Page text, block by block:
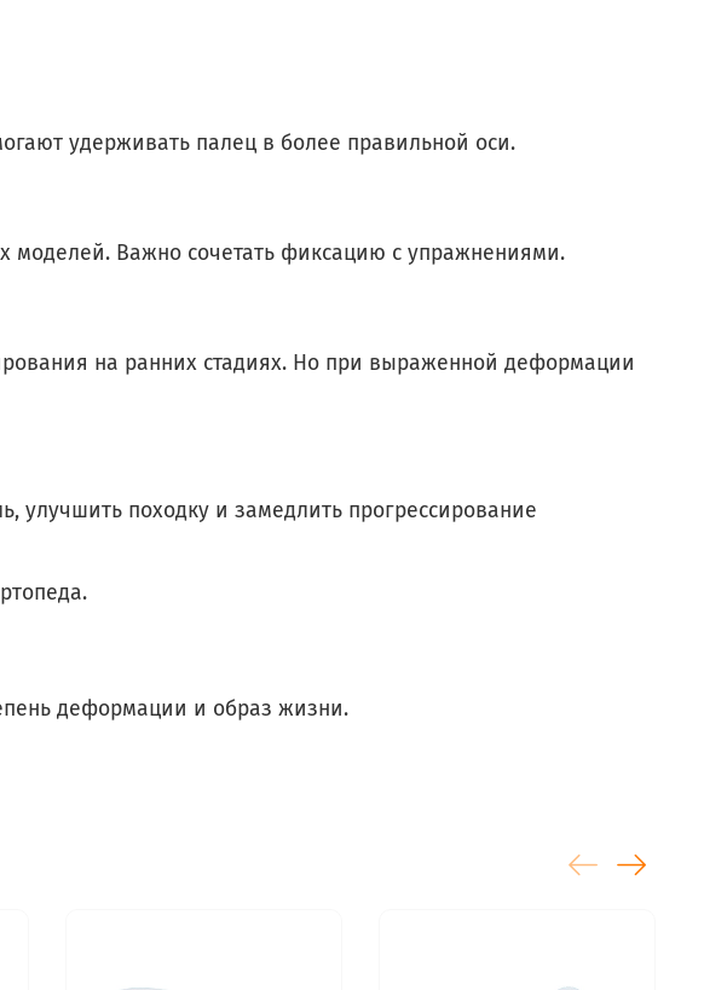
удерживать палец в более правильной оси.
моделей. Важно сочетать фиксацию с упражнениями.
на ранних стадиях. Но при выраженной деформации
улучшить походку и замедлить прогрессирование
деформации и образ жизни.